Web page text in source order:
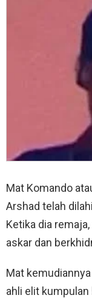
Mat Komando
Arshad telah
Ketika dia
askar dan
Mat
ahli elit